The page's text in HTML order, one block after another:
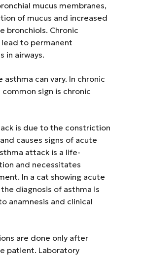
mucus membranes,
of mucus and increased
bronchiols. Chronic
to permanent
in airways.
asthma can vary. In chronic
sign is chronic
is due to the constriction
causes signs of acute
attack is a life-
and necessitates
In a cat showing acute
diagnosis of asthma is
anamnesis and clinical
are done only after
patient. Laboratory